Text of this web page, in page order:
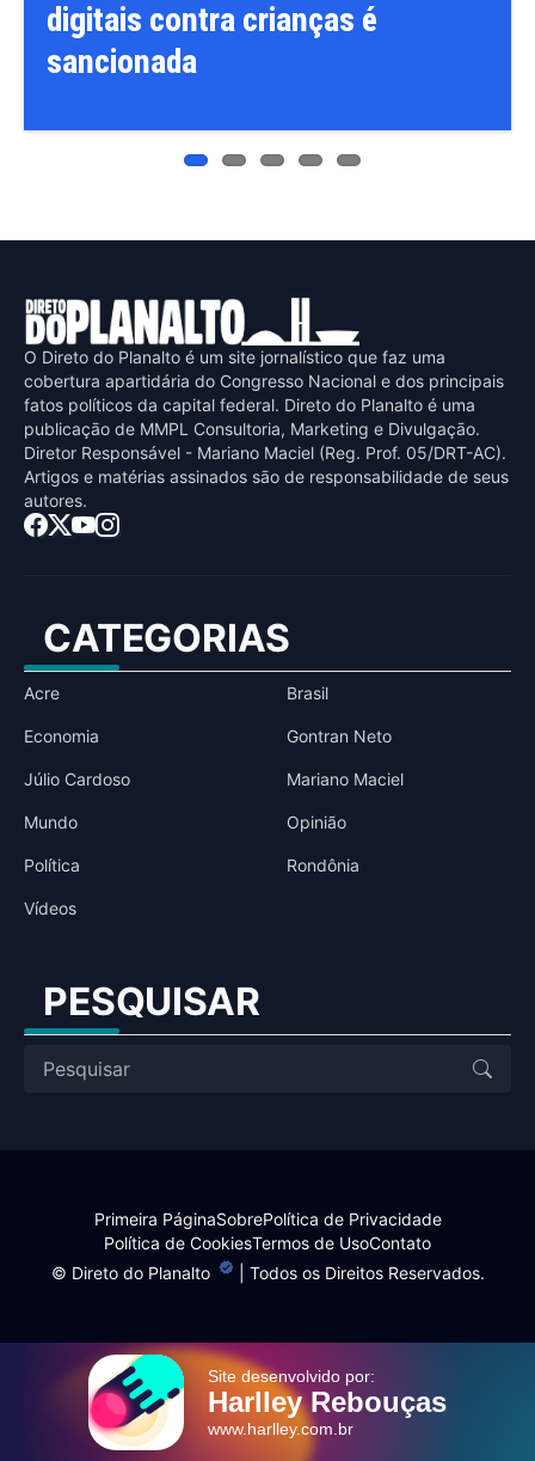
digitais contra crianças é
sancionada
O Direto do Planalto é um site jornalístico que faz uma
cobertura apartidária do Congresso Nacional e dos principais
fatos políticos da capital federal. Direto do Planalto é uma
publicaçāo de MMPL Consultoria, Marketing e Divulgaçāo.
Diretor Responsável - Mariano Maciel (Reg. Prof. 05/DRT-AC).
Artigos e matérias assinados sāo de responsabilidade de seus
autores.
CATEGORIAS
Acre Brasil
Economia Gontran Neto
Júlio Cardoso Mariano Maciel
Mundo Opinião
Política Rondônia
Vídeos
PESQUISAR
© Direto do Planalto | Todos os Direitos Reservados.
Primeira PáginaSobrePolítica de Privacidade
Política de CookiesTermos de UsoContato
Site desenvolvido por:
Harlley Rebouças
www.harlley.com.br